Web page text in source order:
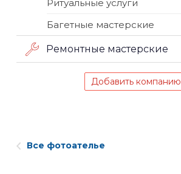
Ритуальные услуги
Багетные мастерские
Ремонтные мастерские
Добавить компанию
Все фотоателье